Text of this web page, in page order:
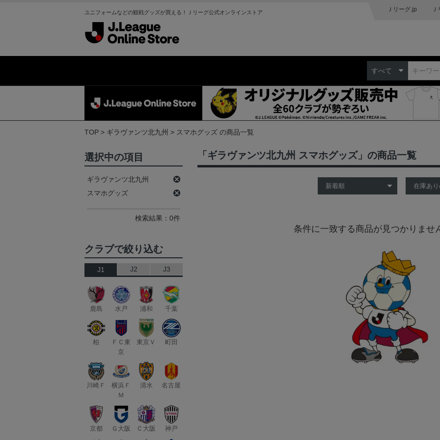
ユニフォームなどの観戦グッズが買える！Ｊリーグ公式オンラインストア Ｊリーグ.jp
すべて
TOP ギラヴァンツ北九州 スマホグッズ の商品一覧
「ギラヴァンツ北九州 スマホグッズ」の商品一覧
条件に一致する商品が見つかりませ
選択中の項目
ギラヴァンツ北九州
スマホグッズ
検索結果：0件
クラブで絞り込む
J1 J2 J3
鹿島 水戸 浦和 千葉
柏
ＦＣ東
京
東京Ｖ 町田
川崎Ｆ
横浜Ｆ
Ｍ
清水 名古屋
京都 Ｇ大阪 Ｃ大阪 神戸